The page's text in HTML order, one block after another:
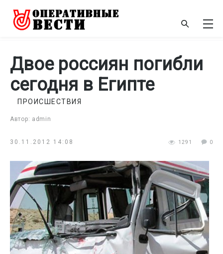
Двое россиян погибли
сегодня в Египте
Автор: admin
ПРОИСШЕСТВИЯ
30.11.2012 14:08 1291 0